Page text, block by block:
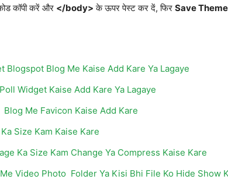
कॉपी करें और </body> के ऊपर पेस्ट कर दें, फिर Save Theme
Blogspot Blog Me Kaise Add Kare Ya Lagaye
Widget Kaise Add Kare Ya Lagaye
Blog Me Favicon Kaise Add Kare
Size Kam Kaise Kare
Ka Size Kam Change Ya Compress Kaise Kare
Video Photo Folder Ya Kisi Bhi File Ko Hide Show